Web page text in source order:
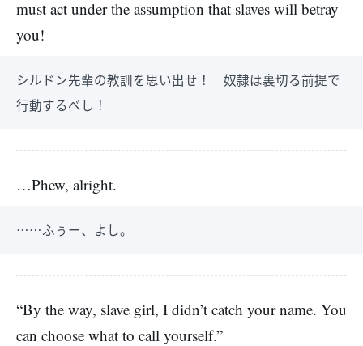
must act under the assumption that slaves will betray
you!
シルドン先輩の教訓を思い出せ！ 奴隷は裏切る前提で
行動するべし！
…Phew, alright.
……ふぅー、よし。
“By the way, slave girl, I didn’t catch your name. You
can choose what to call yourself.”